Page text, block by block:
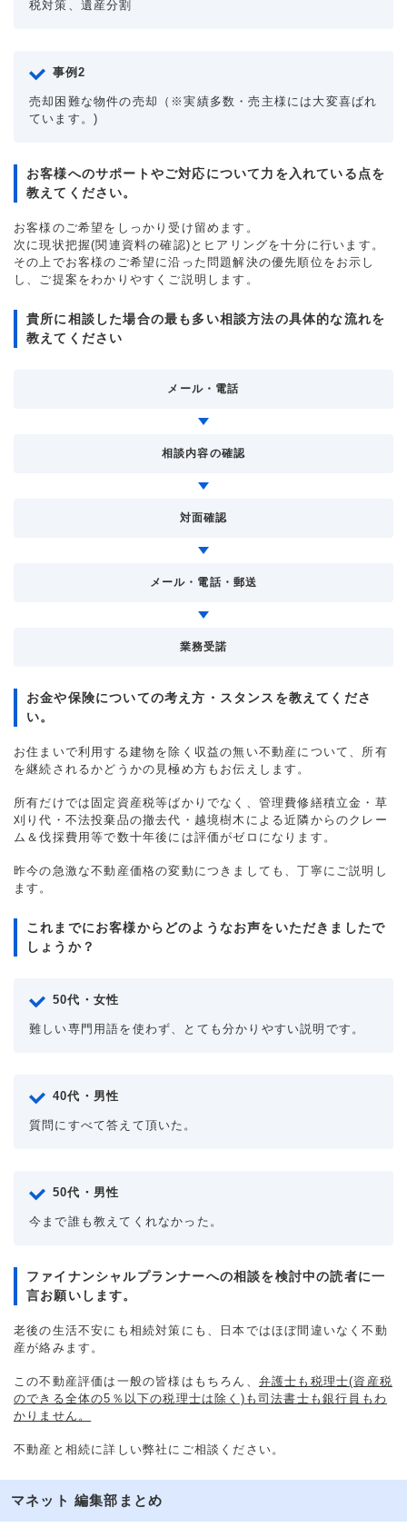
税対策、遺産分割
事例2
売却困難な物件の売却（※実績多数・売主様には大変喜ばれ
ています。)
お客様へのサポートやご対応について力を入れている点を
教えてください。
お客様のご希望をしっかり受け留めます。
次に現状把握(関連資料の確認)とヒアリングを十分に行います。
その上でお客様のご希望に沿った問題解決の優先順位をお示し
し、ご提案をわかりやすくご説明します。
貴所に相談した場合の最も多い相談方法の具体的な流れを
教えてください
メール・電話
相談内容の確認
対面確認
メール・電話・郵送
業務受諾
お金や保険についての考え方・スタンスを教えてくださ
い。
お住まいで利用する建物を除く収益の無い不動産について、所有
を継続されるかどうかの見極め方もお伝えします。
所有だけでは固定資産税等ばかりでなく、管理費修繕積立金・草
刈り代・不法投棄品の撤去代・越境樹木による近隣からのクレー
ム＆伐採費用等で数十年後には評価がゼロになります。
昨今の急激な不動産価格の変動につきましても、丁寧にご説明し
ます。
これまでにお客様からどのようなお声をいただきましたで
しょうか？
50代・女性
難しい専門用語を使わず、とても分かりやすい説明です。
40代・男性
質問にすべて答えて頂いた。
50代・男性
今まで誰も教えてくれなかった。
ファイナンシャルプランナーへの相談を検討中の読者に一
言お願いします。
老後の生活不安にも相続対策にも、日本ではほぼ間違いなく不動
産が絡みます。
この不動産評価は一般の皆様はもちろん、 弁護士も税理士(資産税
のできる全体の5％以下の税理士は除く)も司法書士も銀行員もわ
かりません。
不動産と相続に詳しい弊社にご相談ください。
マネット 編集部まとめ